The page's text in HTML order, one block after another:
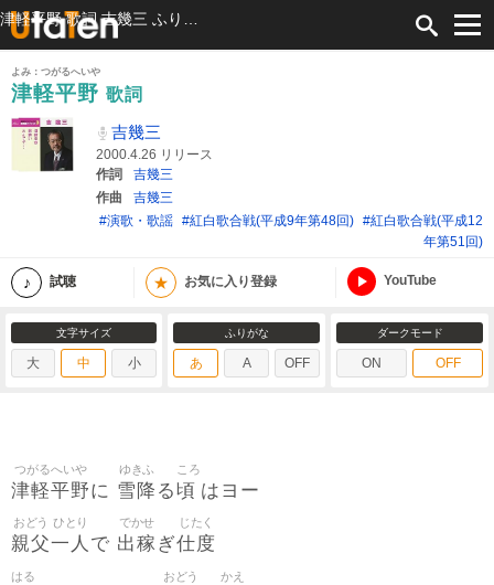
よみ：つがるへいや
津軽平野 歌詞
吉幾三
2000.4.26 リリース
作詞
吉幾三
作曲
吉幾三
#演歌・歌謡 #紅白歌合戦(平成9年第48回) #紅白歌合戦(平成12
年第51回)
試聴 ★ お気に入り登録 YouTube
文字サイズ
大 中 小
ふりがな
あ A OFF
ダークモード
ON OFF
津軽平野
つがるへいや
に 雪降
ゆきふ
る頃
ころ
はヨー
親父
おどう
一人
ひとり
で 出稼
でかせ
ぎ仕度
じたく
はる おどう かえ